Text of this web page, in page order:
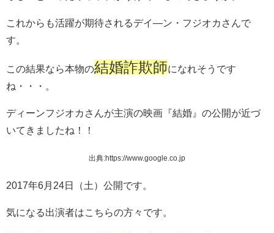
これからも活躍が期待されるデイ―ン・フジオカさんで
す。
この結果なら本物の結婚詐欺師になれそうです
ね・・・。
ディーンフジオカさんが主演の映画『結婚』の公開が近づ
いてきましたね！！
出典:https://www.google.co.jp
2017年6月24日（土）公開です。
気になる出演者はこちらの方々です。